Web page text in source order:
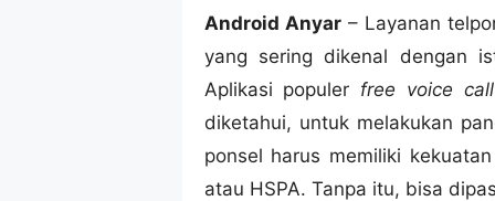
Android Anyar– Layanan
yang sering dikenal dengan
Aplikasi populer free voice call
diketahui, untuk melakukan
ponsel harus memiliki
atau HSPA. Tanpa itu, bisa